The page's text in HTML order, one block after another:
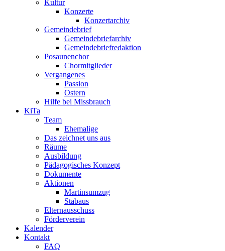
Kultur
Konzerte
Konzertarchiv
Gemeindebrief
Gemeindebriefarchiv
Gemeindebriefredaktion
Posaunenchor
Chormitglieder
Vergangenes
Passion
Ostern
Hilfe bei Missbrauch
KiTa
Team
Ehemalige
Das zeichnet uns aus
Räume
Ausbildung
Pädagogisches Konzept
Dokumente
Aktionen
Martinsumzug
Stabaus
Elternausschuss
Förderverein
Kalender
Kontakt
FAQ